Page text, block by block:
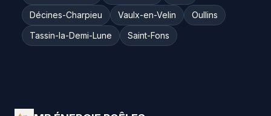
Décines-Charpieu
Vaulx-en-Velin
Oullins
Tassin-la-Demi-Lune
Saint-Fons